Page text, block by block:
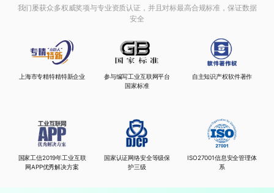
我们屡获众多权威奖项与专业资质认证，并且对标最高合规标准，保证数据
安全
上海市专精特精特新企业
参与编写工业互联网平台
国家标准
自主知识产权软件著作
国家工信2019年工业互联
网APP优秀解决方案
国家认证网络安全等级保
护三级
ISO27001信息安全管理体
系